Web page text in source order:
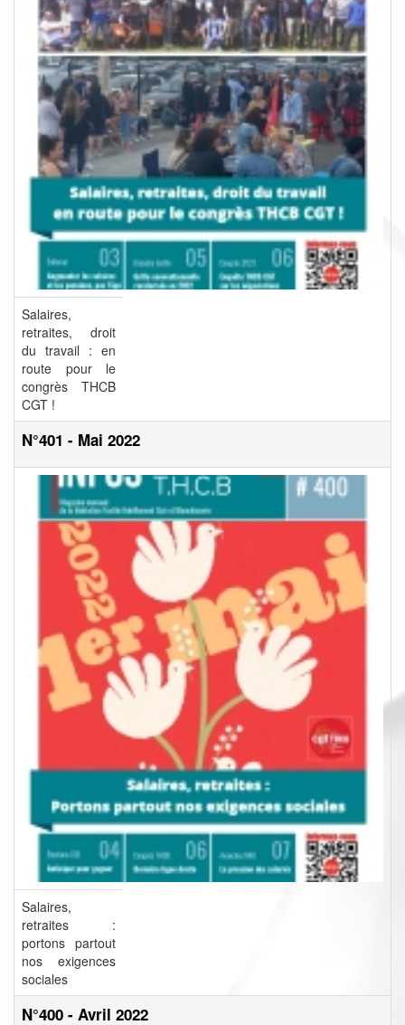
Salaires,
retraites, droit
du travail : en
route pour le
congrès THCB
CGT !
N°401 - Mai 2022
Salaires,
retraites :
portons partout
nos exigences
sociales
N°400 - Avril 2022